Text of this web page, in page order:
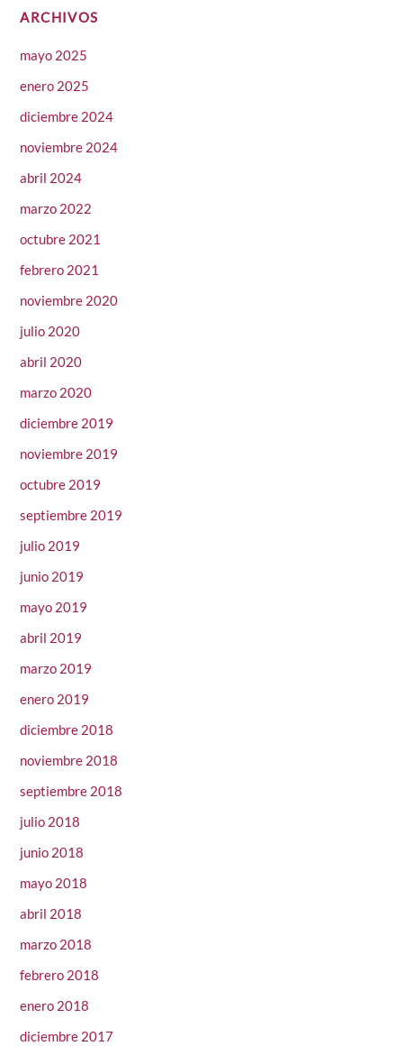
ARCHIVOS
mayo 2025
enero 2025
diciembre 2024
noviembre 2024
abril 2024
marzo 2022
octubre 2021
febrero 2021
noviembre 2020
julio 2020
abril 2020
marzo 2020
diciembre 2019
noviembre 2019
octubre 2019
septiembre 2019
julio 2019
junio 2019
mayo 2019
abril 2019
marzo 2019
enero 2019
diciembre 2018
noviembre 2018
septiembre 2018
julio 2018
junio 2018
mayo 2018
abril 2018
marzo 2018
febrero 2018
enero 2018
diciembre 2017